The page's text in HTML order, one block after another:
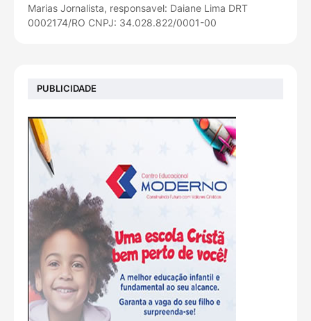
Marias Jornalista, responsavel: Daiane Lima DRT
0002174/RO CNPJ: 34.028.822/0001-00
PUBLICIDADE